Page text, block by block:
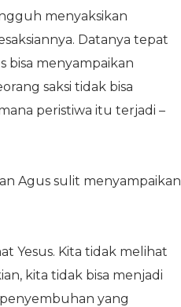
menyaksikan
Datanya tepat
bisa menyampaikan
saksi tidak bisa
peristiwa itu terjadi –
Agus sulit menyampaikan
Yesus. Kita tidak melihat
kita tidak bisa menjadi
yang